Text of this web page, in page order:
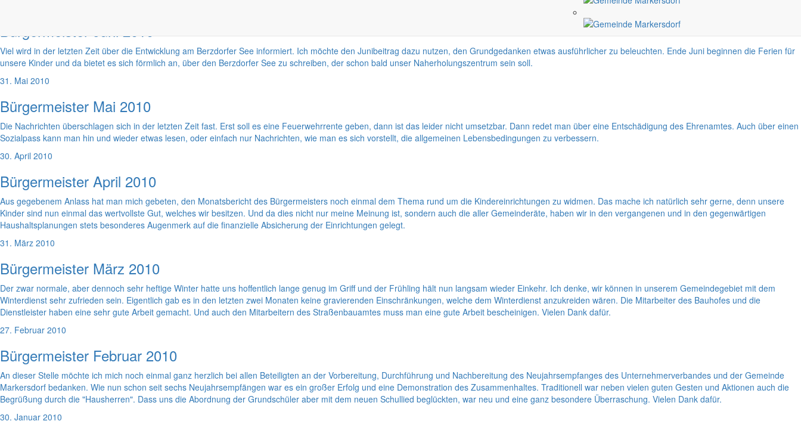
Bürgermeister Juni 2010
Viel wird in der letzten Zeit über die Entwicklung am Berzdorfer See informiert. Ich möchte den Junibeitrag dazu nutzen, den Grundgedanken etwas ausführlicher zu beleuchten. Ende Juni beginnen die Ferien für
unsere Kinder und da bietet es sich förmlich an, über den Berzdorfer See zu schreiben, der schon bald unser Naherholungszentrum sein soll.
31. Mai 2010
Bürgermeister Mai 2010
Die Nachrichten überschlagen sich in der letzten Zeit fast. Erst soll es eine Feuerwehrrente geben, dann ist das leider nicht umsetzbar. Dann redet man über eine Entschädigung des Ehrenamtes. Auch über einen
Sozialpass kann man hin und wieder etwas lesen, oder einfach nur Nachrichten, wie man es sich vorstellt, die allgemeinen Lebensbedingungen zu verbessern.
30. April 2010
Bürgermeister April 2010
Aus gegebenem Anlass hat man mich gebeten, den Monatsbericht des Bürgermeisters noch einmal dem Thema rund um die Kindereinrichtungen zu widmen. Das mache ich natürlich sehr gerne, denn unsere
Kinder sind nun einmal das wertvollste Gut, welches wir besitzen. Und da dies nicht nur meine Meinung ist, sondern auch die aller Gemeinderäte, haben wir in den vergangenen und in den gegenwärtigen
Haushaltsplanungen stets besonderes Augenmerk auf die finanzielle Absicherung der Einrichtungen gelegt.
31. März 2010
Bürgermeister März 2010
Der zwar normale, aber dennoch sehr heftige Winter hatte uns hoffentlich lange genug im Griff und der Frühling hält nun langsam wieder Einkehr. Ich denke, wir können in unserem Gemeindegebiet mit dem
Winterdienst sehr zufrieden sein. Eigentlich gab es in den letzten zwei Monaten keine gravierenden Einschränkungen, welche dem Winterdienst anzukreiden wären. Die Mitarbeiter des Bauhofes und die
Dienstleister haben eine sehr gute Arbeit gemacht. Und auch den Mitarbeitern des Straßenbauamtes muss man eine gute Arbeit bescheinigen. Vielen Dank dafür.
27. Februar 2010
Bürgermeister Februar 2010
An dieser Stelle möchte ich mich noch einmal ganz herzlich bei allen Beteiligten an der Vorbereitung, Durchführung und Nachbereitung des Neujahrsempfanges des Unternehmerverbandes und der Gemeinde
Markersdorf bedanken. Wie nun schon seit sechs Neujahrsempfängen war es ein großer Erfolg und eine Demonstration des Zusammenhaltes. Traditionell war neben vielen guten Gesten und Aktionen auch die
Begrüßung durch die "Hausherren". Dass uns die Abordnung der Grundschüler aber mit dem neuen Schullied beglückten, war neu und eine ganz besondere Überraschung. Vielen Dank dafür.
30. Januar 2010